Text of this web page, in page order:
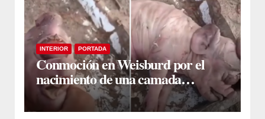
INTERIOR PORTADA
Conmoción en Weisburd por el
nacimiento de una camada
lechones con graves deformaciones